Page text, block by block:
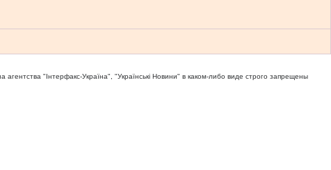
"Iнтерфакс-Україна", "Українськi Новини" в каком-либо виде строго запрещены